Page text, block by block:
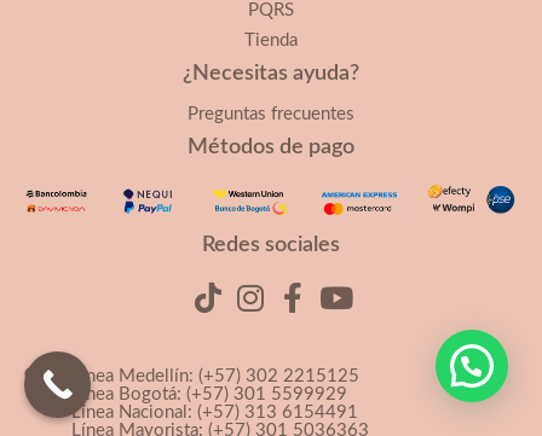
PQRS
Tienda
¿Necesitas ayuda?
Preguntas frecuentes
Métodos de pago
Redes sociales
Línea Medellín: (+57) 302 2215125
Línea Bogotá: (+57) 301 5599929
Línea Nacional: (+57) 313 6154491
Línea Mayorista: (+57) 301 5036363